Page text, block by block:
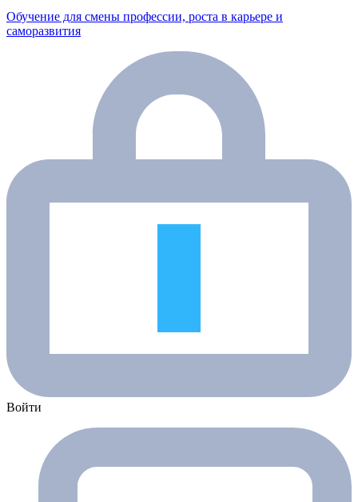
Обучение для смены профессии, роста в карьере и
саморазвития
Войти